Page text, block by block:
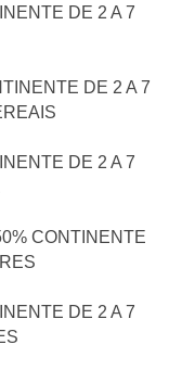
DE 2 A 7
DE 2 A 7
DE 2 A 7
CONTINENTE
DE 2 A 7